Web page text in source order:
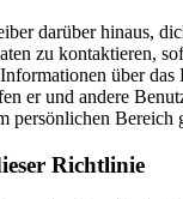
darüber hinaus,
zu kontaktieren,
über das
er und andere
persönlichen Bereich
Richtlinie